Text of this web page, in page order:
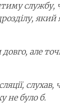
довго, але
не було б.